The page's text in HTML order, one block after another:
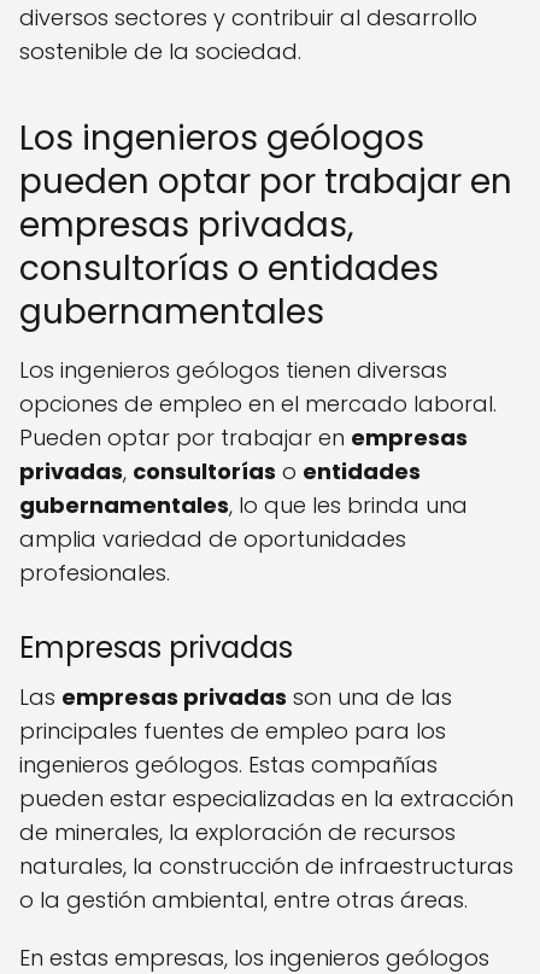
diversos sectores y contribuir al desarrollo
sostenible de la sociedad.
Los ingenieros geólogos
pueden optar por trabajar en
empresas privadas,
consultorías o entidades
gubernamentales
Los ingenieros geólogos tienen diversas
opciones de empleo en el mercado laboral.
Pueden optar por trabajar en empresas
privadas, consultorías o entidades
gubernamentales, lo que les brinda una
amplia variedad de oportunidades
profesionales.
Empresas privadas
Las empresas privadas son una de las
principales fuentes de empleo para los
ingenieros geólogos. Estas compañías
pueden estar especializadas en la extracción
de minerales, la exploración de recursos
naturales, la construcción de infraestructuras
o la gestión ambiental, entre otras áreas.
En estas empresas, los ingenieros geólogos